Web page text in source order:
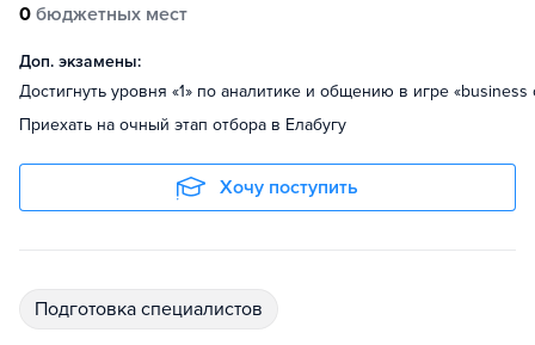
0 бюджетных мест
Доп. экзамены:
Достигнуть уровня «1» по аналитике и общению в игре «business
Приехать на очный этап отбора в Елабугу
Хочу поступить
подготовка специалистов